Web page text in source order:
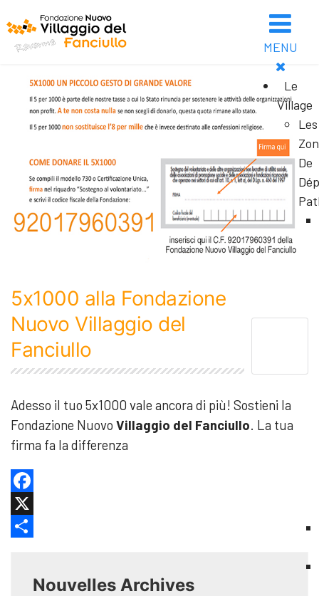
MENU
Le
Village
Les
De
5x1000 alla Fondazione
Nuovo Villaggio del
Fanciullo
Adesso il tuo 5x1000 vale ancora di più! Sostieni la
Fondazione Nuovo Villaggio del Fanciullo. La tua
firma fa la differenza
Facebook
X
Nouvelles Archives